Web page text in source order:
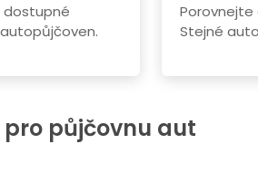
dostupné
Stejné
půjčovnu aut